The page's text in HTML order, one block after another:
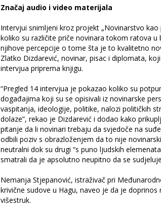
Značaj audio i video materijala
Intervjui snimljeni kroz projekt „Novinarstvo kao
koliko su različite priče novinara tokom ratova u
njihove percepcije o tome šta je to kvalitetno
Zlatko Dizdarević, novinar, pisac i diplomata,
intervjua priprema knjigu.
“Pregled 14 intervjua je pokazao koliko su
događajima koji su se opisivali iz novinarske
vaspitanja, ideologije, politike, nalozi političkih
dolaze”, rekao je Dizdarević i dodao kako
pitanje da li novinari trebaju da svjedoče na
odbili poziv s obrazloženjem da to nije
neutralni dok su drugi “s puno ljudskih
smatrali da je apsolutno neupitno da se
Nemanja Stjepanović, istraživač pri
krivične sudove u Hagu, naveo je da je
višestruk.